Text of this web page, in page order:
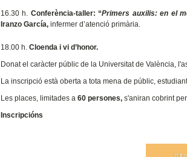
16.30 h. Conferència-taller: “Primers auxilis: en el
Iranzo García, infermer d’atenció primària.
18.00 h. Cloenda i vi d’honor.
Donat el caràcter públic de la Universitat de València,
La inscripció està oberta a tota mena de públic,
Les places, limitades a 60 persones,s'aniran cobrint
Inscripcións